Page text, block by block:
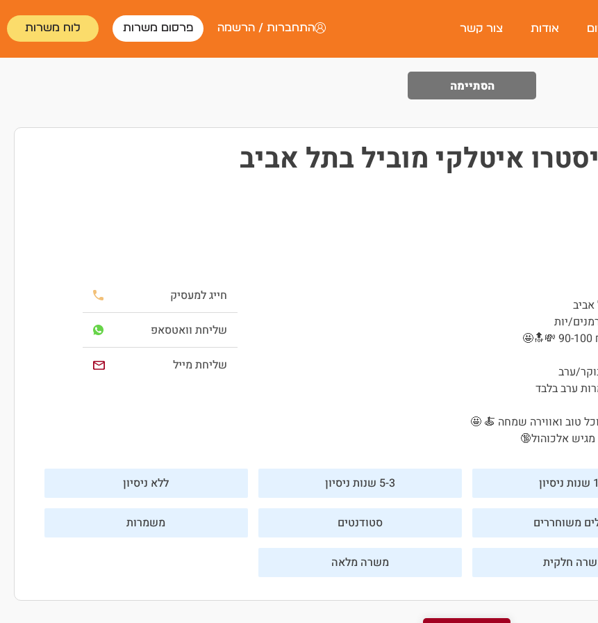
אודות צור קשר התחברות / הרשמה פרסום משרות לוח משרות
הסתיימה
איטלקי מוביל בתל אביב
אביב
יות
ערב
ערב בלבד
טוב ואווירה שמחה 🍝 🤩
חייג למעסיק
שליחת וואטסאפ
שליחת מייל
5-3 שנות ניסיון ללא ניסיון
משוחררים סטודנטים משמרות
חלקית משרה מלאה
הצ'אטבוט החכמה
ג'וב רסט.